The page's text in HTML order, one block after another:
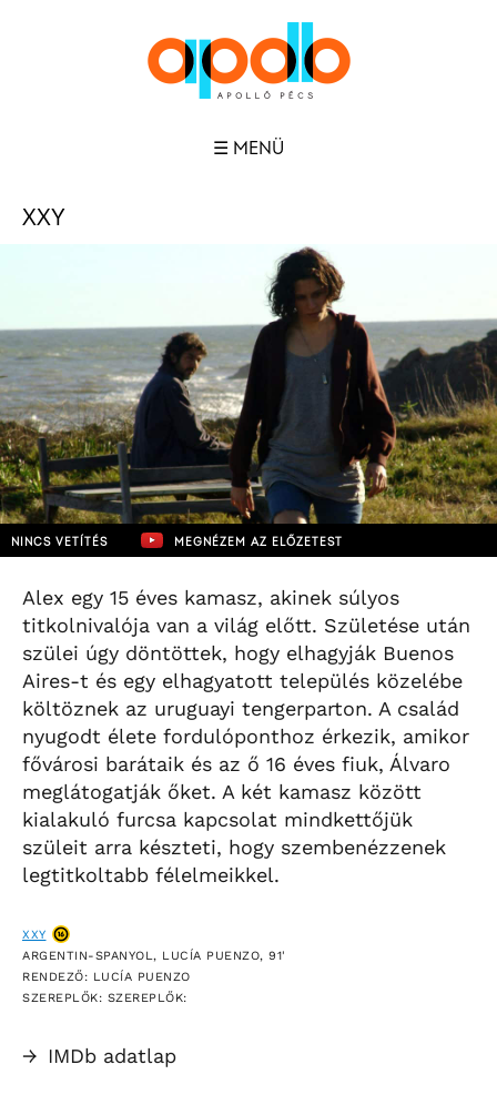
☰ MENÜ
XXY
NINCS VETÍTÉS MEGNÉZEM AZ ELŐZETEST
Alex egy 15 éves kamasz, akinek súlyos
titkolnivalója van a világ előtt. Születése után
szülei úgy döntöttek, hogy elhagyják Buenos
Aires-t és egy elhagyatott település közelébe
költöznek az uruguayi tengerparton. A család
nyugodt élete fordulóponthoz érkezik, amikor
fővárosi barátaik és az ő 16 éves fiuk, Álvaro
meglátogatják őket. A két kamasz között
kialakuló furcsa kapcsolat mindkettőjük
szüleit arra készteti, hogy szembenézzenek
legtitkoltabb félelmeikkel.
XXY
ARGENTIN-SPANYOL, LUCÍA PUENZO, 91'
RENDEZŐ: LUCÍA PUENZO
SZEREPLŐK: SZEREPLŐK:
→ IMDb adatlap